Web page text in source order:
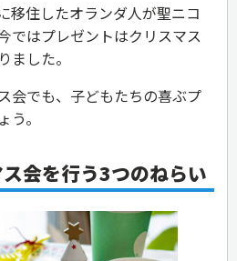
移住したオランダ人が聖ニコ
ではプレゼントはクリスマス
ました。
会でも、子どもたちの喜ぶプ
。
会を行う3つのねらい